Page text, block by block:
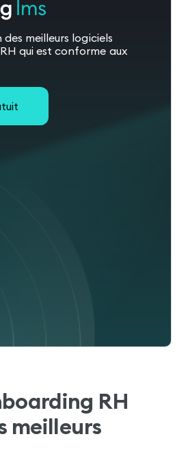
des meilleurs logiciels
qui est conforme aux
RH
meilleurs